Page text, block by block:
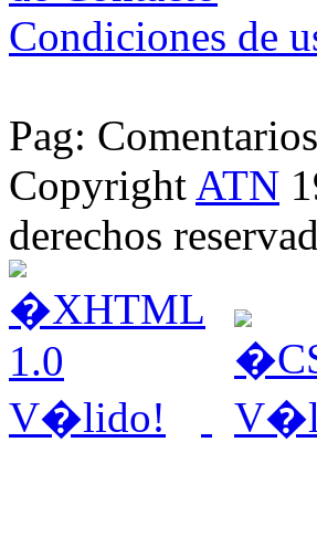
Condiciones de
Pag: Comentarios
Copyright ATN
derechos